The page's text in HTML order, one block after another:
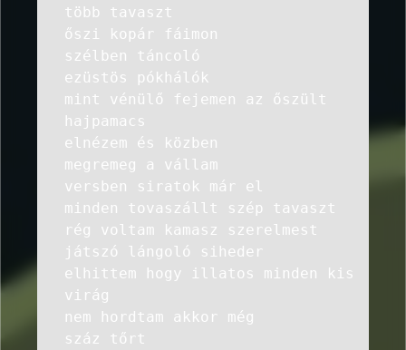
több tavaszt
őszi kopár fáimon
szélben táncoló
ezüstös pókhálók
mint vénülő fejemen az őszült
hajpamacs
elnézem és közben
megremeg a vállam
versben siratok már el
minden tovaszállt szép tavaszt
rég voltam kamasz szerelmest
játszó lángoló siheder
elhittem hogy illatos minden kis
virág
nem hordtam akkor még
száz tőrt